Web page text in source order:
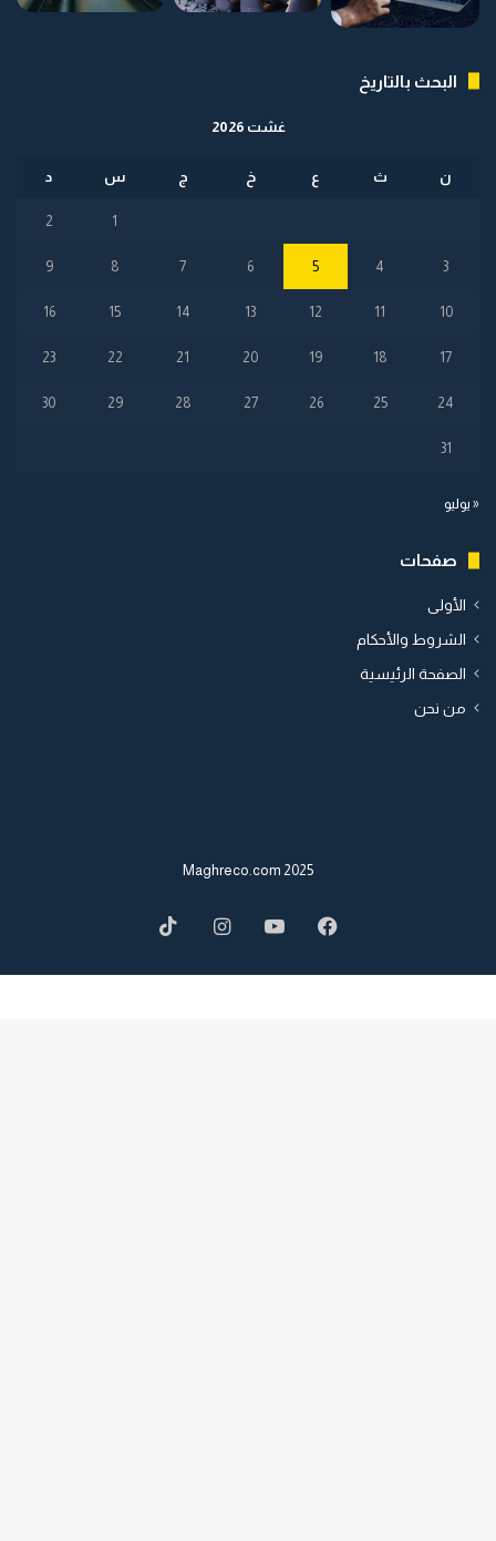
البحث بالتاريخ
غشت 2026
ن ث ع خ ج س د
1
2
3
4
5
6
7
8
9
10
11
12
13
14
15
16
17
18
19
20
21
22
23
24
25
26
27
28
29
30
31
« يوليو
صفحات
الأولى
الشروط والأحكام
الصفحة الرئيسية
من نحن
2025 Maghreco.com
Facebook
YouTube
Instagram